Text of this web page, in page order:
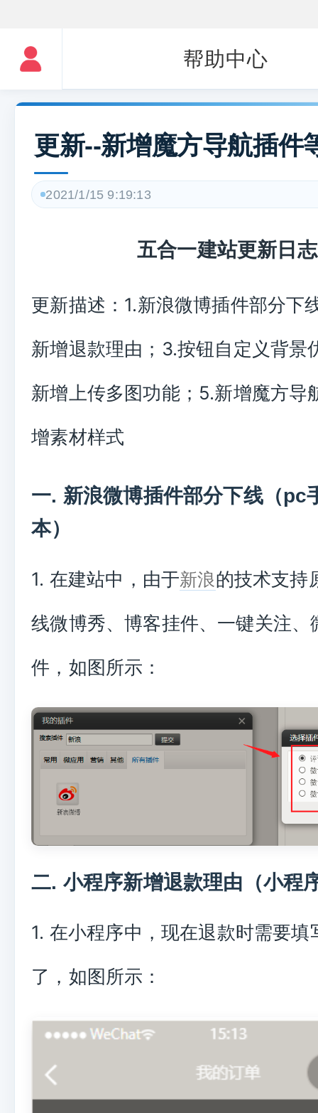
帮助中心
更新--新增魔方导航插件
2021/1/15 9:19:13
五合一建站更新日志
更新描述：1.新浪微博插件部分下
新增退款理由；3.按钮自定义背景
新增上传多图功能；5.新增魔方导
增素材样式
一. 新浪微博插件部分下线（pc
本）
1. 在建站中，由于新浪的技术支持
线微博秀、博客挂件、一键关注、
件，如图所示：
二. 小程序新增退款理由（小程
1. 在小程序中，现在退款时需要填
了，如图所示：